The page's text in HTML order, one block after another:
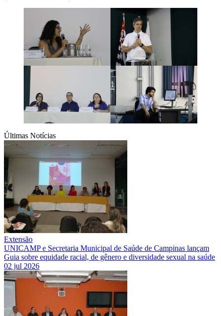
Últimas Notícias
Extensão
UNICAMP e Secretaria Municipal de Saúde de Campinas lançam
Guia sobre equidade racial, de gênero e diversidade sexual na saúde
02 jul 2026